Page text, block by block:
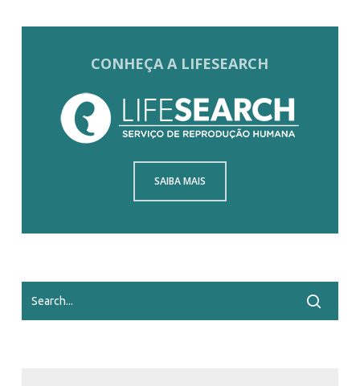
CONHEÇA A LIFESEARCH
SAIBA MAIS